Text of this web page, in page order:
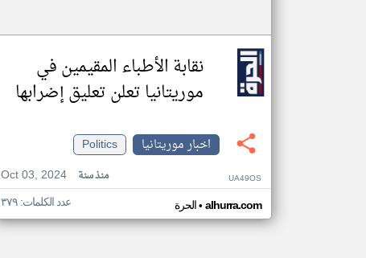
نقابة الأطباء المقيمين في
موريتانيا تعلن تعليق إضرابها
اخبار موريتانيا
Politics
Oct 03, 2024
منذ سنة UA49OS
الحرة• alhurra.com عدد الكلمات: ٣٧٩